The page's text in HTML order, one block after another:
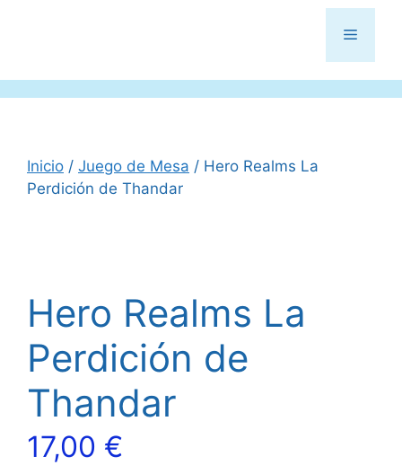
Menú
Inicio / Juego de Mesa / Hero Realms La
Perdición de Thandar
Hero Realms La
Perdición de
Thandar
17,00 €